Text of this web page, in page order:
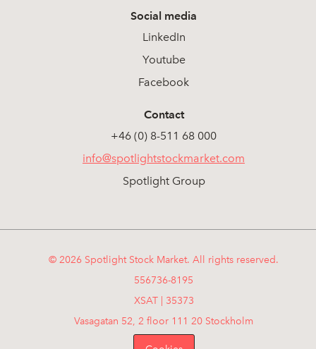
Social media
LinkedIn
Youtube
Facebook
Contact
+46 (0) 8-511 68 000
info@spotlightstockmarket.com
Spotlight Group
© 2026 Spotlight Stock Market. All rights reserved.
556736-8195
XSAT | 35373
Vasagatan 52, 2 floor 111 20 Stockholm